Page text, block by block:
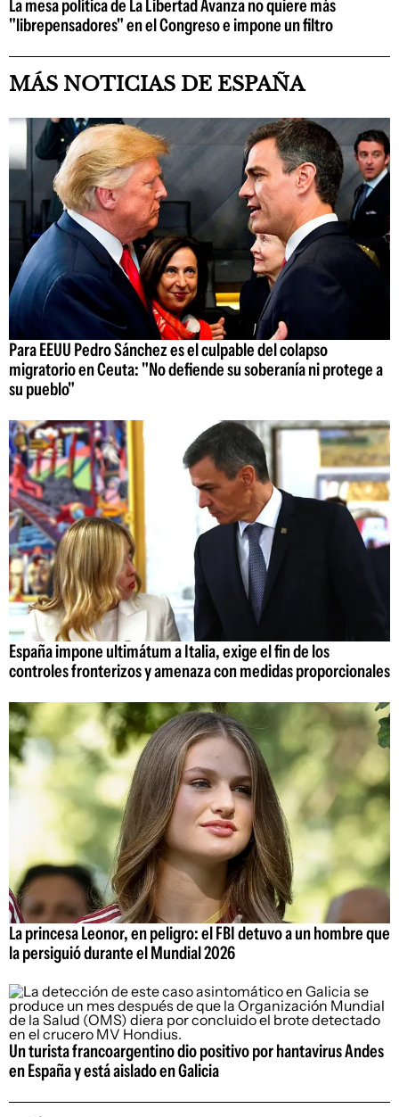
La mesa política de La Libertad Avanza no quiere más
"librepensadores" en el Congreso e impone un filtro
MÁS NOTICIAS DE ESPAÑA
Para EEUU Pedro Sánchez es el culpable del colapso
migratorio en Ceuta: "No defiende su soberanía ni protege a
su pueblo"
España impone ultimátum a Italia, exige el fin de los
controles fronterizos y amenaza con medidas proporcionales
La princesa Leonor, en peligro: el FBI detuvo a un hombre que
la persiguió durante el Mundial 2026
Un turista francoargentino dio positivo por hantavirus Andes
en España y está aislado en Galicia